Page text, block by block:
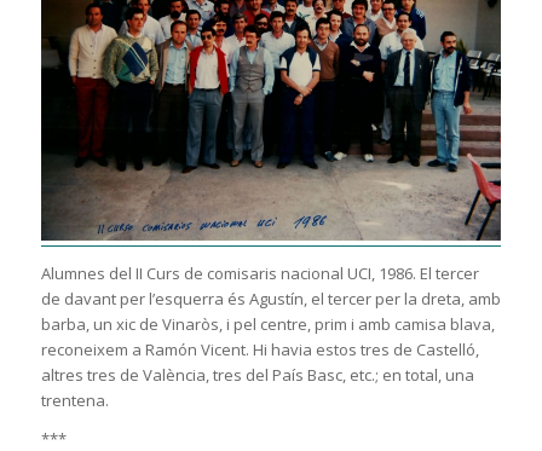
Alumnes del II Curs de comisaris nacional UCI, 1986. El tercer
de davant per l’esquerra és Agustín, el tercer per la dreta, amb
barba, un xic de Vinaròs, i pel centre, prim i amb camisa blava,
reconeixem a Ramón Vicent. Hi havia estos tres de Castelló,
altres tres de València, tres del País Basc, etc.; en total, una
trentena.
***